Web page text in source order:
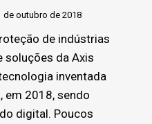
de outubro de 2018
de indústrias
soluções da Axis
inventada
em 2018, sendo
digital. Poucos